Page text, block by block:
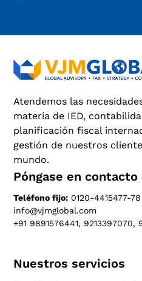
Atendemos las
materia de IED,
planificación fiscal
gestión de nuestros
mundo.
Póngase en
Teléfono fijo: 0120-4415477-78
info@vjmglobal.com
+91 9891576441, 9213397070,
Nuestros servicios